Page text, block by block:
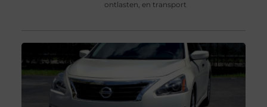
ontlasten, en transport